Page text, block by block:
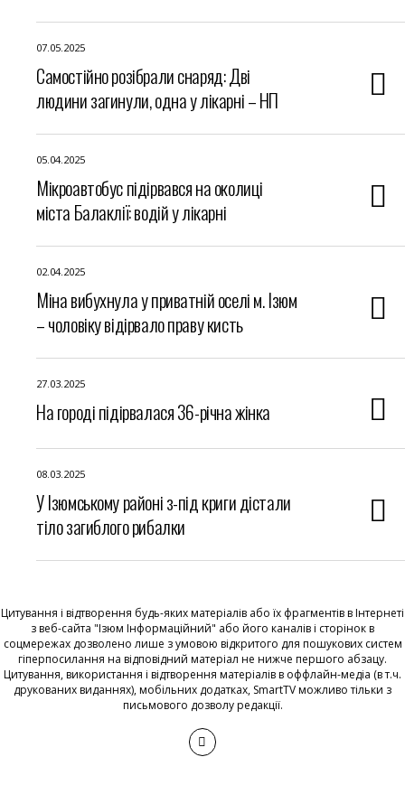
07.05.2025
Самостійно розібрали снаряд: Дві
людини загинули, одна у лікарні – НП
05.04.2025
Мікроавтобус підірвався на околиці
міста Балаклії: водій у лікарні
02.04.2025
Міна вибухнула у приватній оселі м. Ізюм
– чоловіку відірвало праву кисть
27.03.2025
На городі підірвалася 36-річна жінка
08.03.2025
У Ізюмському районі з-під криги дістали
тіло загиблого рибалки
Цитування і відтворення будь-яких матеріалів або їх фрагментів в Інтернеті
з веб-сайта "Ізюм Інформаційний" або його каналів і сторінок в
соцмережах дозволено лише з умовою відкритого для пошукових систем
гіперпосилання на відповідний матеріал не нижче першого абзацу.
Цитування, використання і відтворення матеріалів в оффлайн-медіа (в т.ч.
друкованих виданнях), мобільних додатках, SmartTV можливо тільки з
письмового дозволу редакції.